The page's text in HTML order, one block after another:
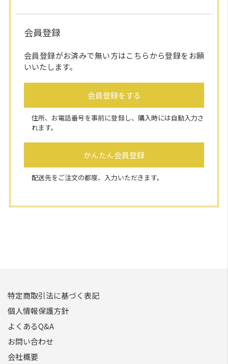
会員登録
会員登録がお済みで無い方はこちらから登録をお願
いいたします。
会員登録をする
住所、お電話番号を事前に登録し、購入時には自動入力さ
れます。
かんたん会員登録
配送先をご注文の都度、入力いただきます。
特定商取引法に基づく表記
個人情報保護方針
よくあるQ&A
お問い合わせ
会社概要